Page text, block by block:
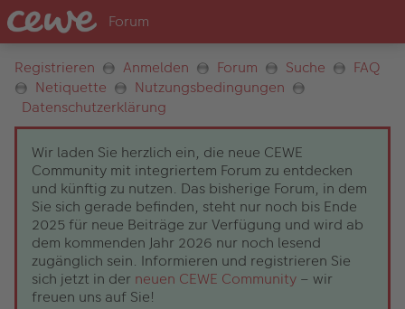
Registrieren Anmelden Forum Suche
FAQ
Netiquette
Nutzungsbedingungen
Datenschutzerklärung
Wir laden Sie herzlich ein, die neue CEWE
Community mit integriertem Forum zu entdecken
und künftig zu nutzen. Das bisherige Forum, in dem
Sie sich gerade befinden, steht nur noch bis Ende
2025 für neue Beiträge zur Verfügung und wird ab
dem kommenden Jahr 2026 nur noch lesend
zugänglich sein. Informieren und registrieren Sie
sich jetzt in der neuen CEWE Community – wir
freuen uns auf Sie!